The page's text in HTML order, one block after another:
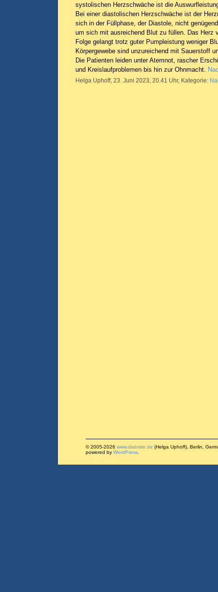
systolischen Herzschwäche ist die
Bei einer diastolischen Herzschwäche ist der
sich in der Füllphase, der Diastole, nicht
um sich mit ausreichend Blut zu füllen. Das Herz
Folge gelangt trotz guter Pumpleistung weniger
Körpergewebe sind unzureichend mit Sauerstoff
Die Patienten leiden unter Atemnot, rascher
und Kreislaufproblemen bis hin zur Ohnmacht.
Helga Uphoff, 23. Juni 2023, 20.41 Uhr, Kategorie:
© 2005-2026 www.diabsite.de (Helga Uphoff), Berlin,
powered by WordPress.